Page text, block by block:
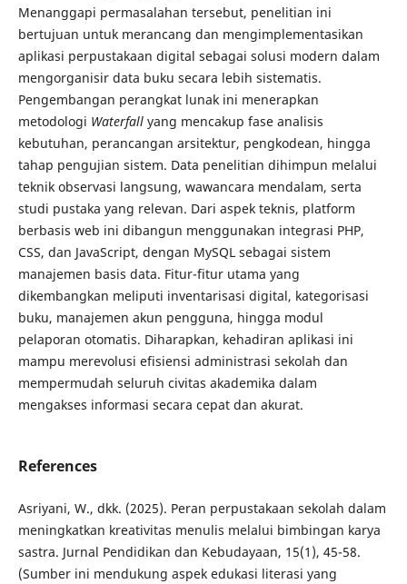
Menanggapi permasalahan tersebut, penelitian ini
bertujuan untuk merancang dan mengimplementasikan
aplikasi perpustakaan digital sebagai solusi modern dalam
mengorganisir data buku secara lebih sistematis.
Pengembangan perangkat lunak ini menerapkan
metodologi Waterfallyang mencakup fase analisis
kebutuhan, perancangan arsitektur, pengkodean, hingga
tahap pengujian sistem. Data penelitian dihimpun melalui
teknik observasi langsung, wawancara mendalam, serta
studi pustaka yang relevan. Dari aspek teknis, platform
berbasis web ini dibangun menggunakan integrasi PHP,
CSS, dan JavaScript, dengan MySQL sebagai sistem
manajemen basis data. Fitur-fitur utama yang
dikembangkan meliputi inventarisasi digital, kategorisasi
buku, manajemen akun pengguna, hingga modul
pelaporan otomatis. Diharapkan, kehadiran aplikasi ini
mampu merevolusi efisiensi administrasi sekolah dan
mempermudah seluruh civitas akademika dalam
mengakses informasi secara cepat dan akurat.
References
Asriyani, W., dkk. (2025). Peran perpustakaan sekolah dalam
meningkatkan kreativitas menulis melalui bimbingan karya
sastra. Jurnal Pendidikan dan Kebudayaan, 15(1), 45-58.
(Sumber ini mendukung aspek edukasi literasi yang